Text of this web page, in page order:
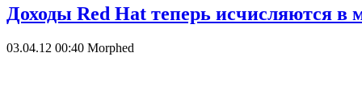
Доходы Red Hat теперь исчисляются в
03.04.12 00:40 Morphed